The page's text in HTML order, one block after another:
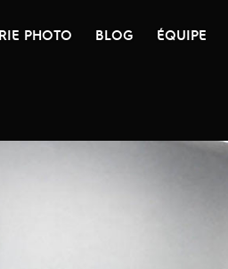
PHOTO BLOG ÉQUIPE